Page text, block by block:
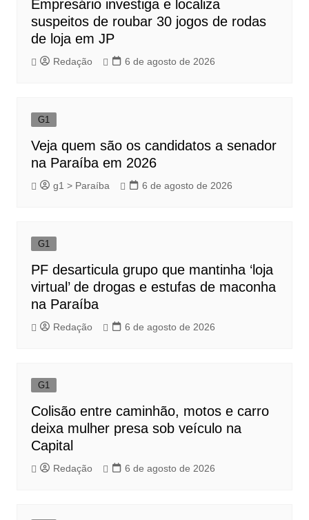
Empresário investiga e localiza
suspeitos de roubar 30 jogos de rodas
de loja em JP
Redação 6 de agosto de 2026
G1
Veja quem são os candidatos a senador
na Paraíba em 2026
g1 > Paraíba 6 de agosto de 2026
G1
PF desarticula grupo que mantinha ‘loja
virtual’ de drogas e estufas de maconha
na Paraíba
Redação 6 de agosto de 2026
G1
Colisão entre caminhão, motos e carro
deixa mulher presa sob veículo na
Capital
Redação 6 de agosto de 2026